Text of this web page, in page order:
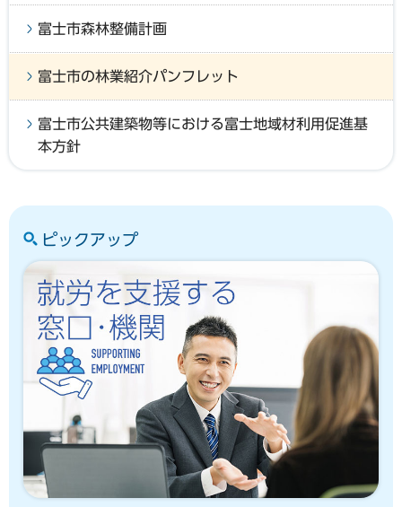
富士市森林整備計画
富士市の林業紹介パンフレット
富士市公共建築物等における富士地域材利用促進基
本方針
ピックアップ